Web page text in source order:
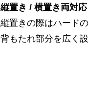
縦置き / 横置き両対応
縦置きの際はハード
背もたれ部分を広く